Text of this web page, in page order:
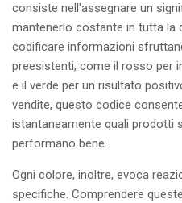
consiste nell'assegnare un
mantenerlo costante in tutta la
codificare informazioni
preesistenti, come il rosso per
e il verde per un risultato
vendite, questo codice
istantaneamente quali prodotti
performano bene.
Ogni colore, inoltre, evoca
specifiche. Comprendere